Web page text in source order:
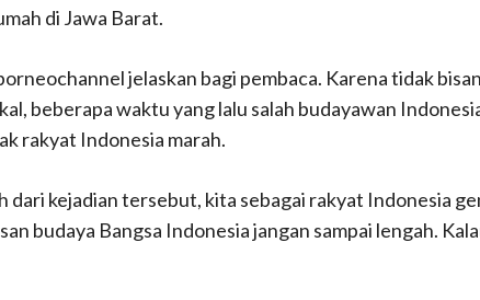
di Jawa Barat.
jelaskan bagi pembaca. Karena tidak
beberapa waktu yang lalu salah budayawan
rakyat Indonesia marah.
dari kejadian tersebut, kita sebagai rakyat Indonesia
budaya Bangsa Indonesia jangan sampai lengah.